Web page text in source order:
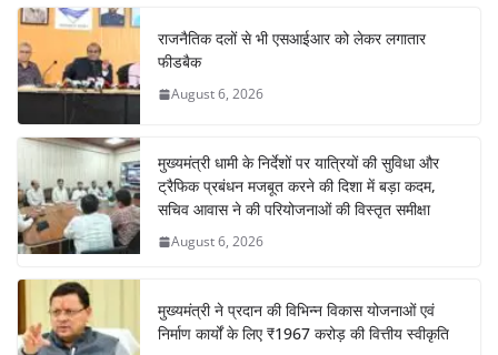
राजनैतिक दलों से भी एसआईआर को लेकर लगातार
फीडबैक
August 6, 2026
मुख्यमंत्री धामी के निर्देशों पर यात्रियों की सुविधा और
ट्रैफिक प्रबंधन मजबूत करने की दिशा में बड़ा कदम,
सचिव आवास ने की परियोजनाओं की विस्तृत समीक्षा
August 6, 2026
मुख्यमंत्री ने प्रदान की विभिन्न विकास योजनाओं एवं
निर्माण कार्यों के लिए ₹1967 करोड़ की वित्तीय स्वीकृति